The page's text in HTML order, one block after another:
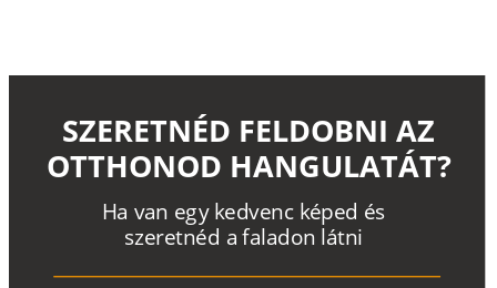
Ha van egy kedvenc képed és
szeretnéd a faladon látni
SZERETNÉD FELDOBNI AZ
OTTHONOD HANGULATÁT?